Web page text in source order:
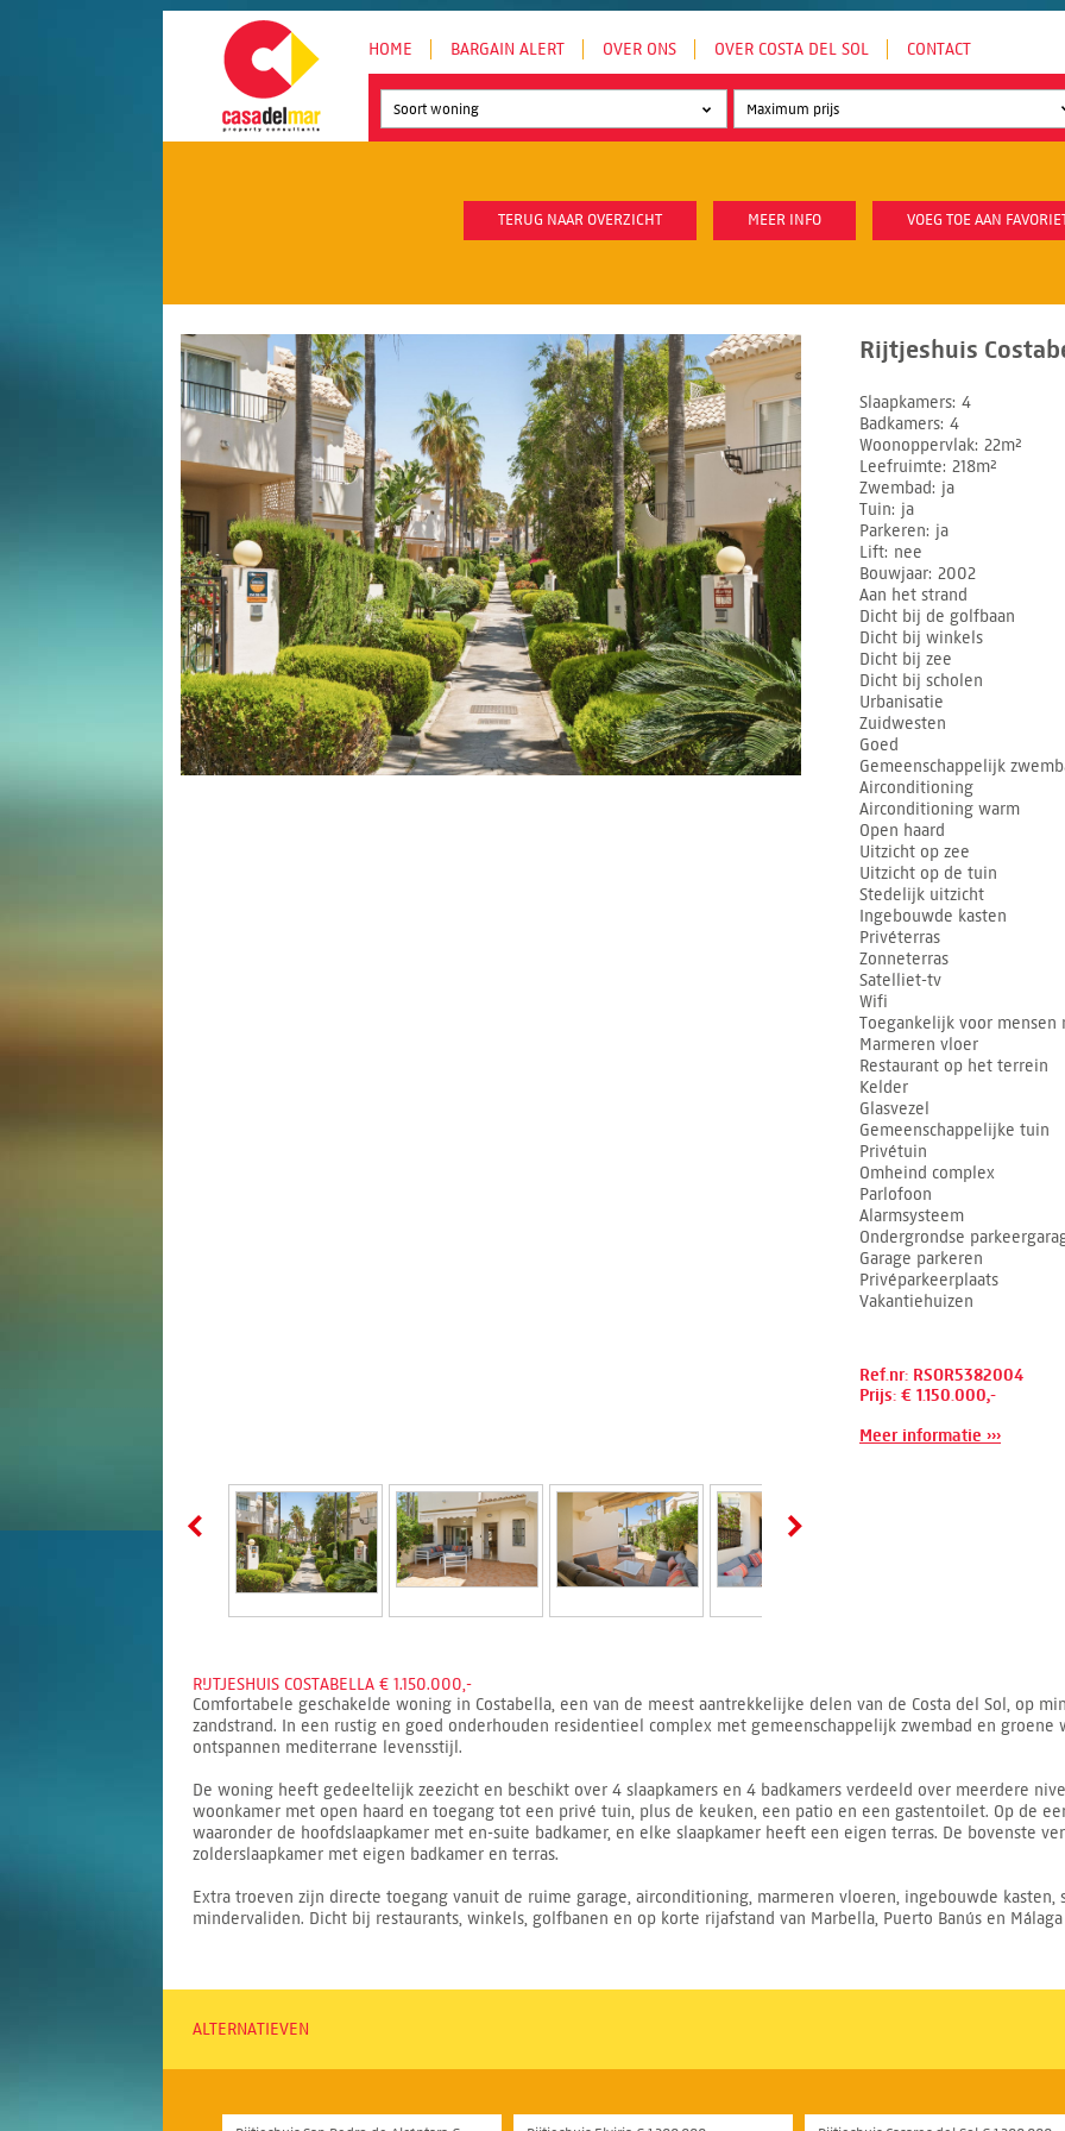
HOME BARGAIN ALERT OVER ONS OVER COSTA DEL SOL CONTACT
Soort woning
TERUG NAAR OVERZICHT MEER INFO VOEG TOE AAN
Rijtjeshuis
Slaapkamers 4
Badkamers 4
Woonoppervlak 22m²
Leefruimte 218m²
Zwembad
ja
Tuin ja
Parkeren ja
Lift nee
Bouwjaar 2002
Aan het strand
Dicht bij de golfbaan
Dicht bij winkels
Dicht bij zee
Dicht bij scholen
Urbanisatie
Zuidwesten
Goed
Gemeenschappelijk
Airconditioning
Airconditioning warm
Open haard
Uitzicht op zee
Uitzicht op de tuin
Stedelijk uitzicht
Ingebouwde kasten
Privéterras
Zonneterras
Satelliet-tv
Wifi
Toegankelijk voor
Marmeren vloer
Restaurant op het terrein
Kelder
Glasvezel
Gemeenschappelijke tuin
Privétuin
Omheind complex
Parlofoon
Alarmsysteem
Ondergrondse
Garage parkeren
Privéparkeerplaats
Vakantiehuizen
Ref.nr: RSOR5382004
Prijs: € 1.150.000,-
Meer informatie ›››
RIJTJESHUIS COSTABELLA € 1.150.000,-
Comfortabele geschakelde woning in Costabella, een van de meest aantrekkelijke delen van de Costa del Sol, op
zandstrand. In een rustig en goed onderhouden residentieel complex met gemeenschappelijk zwembad en
ontspannen mediterrane levensstijl.
De woning heeft gedeeltelijk zeezicht en beschikt over 4 slaapkamers en 4 badkamers verdeeld over meerdere
woonkamer met open haard en toegang tot een privé tuin, plus de keuken, een patio en een gastentoilet. Op de
waaronder de hoofdslaapkamer met en-suite badkamer, en elke slaapkamer heeft een eigen terras. De bovenste
zolderslaapkamer met eigen badkamer en terras.
Extra troeven zijn directe toegang vanuit de ruime garage, airconditioning, marmeren vloeren, ingebouwde kasten,
mindervaliden. Dicht bij restaurants, winkels, golfbanen en op korte rijafstand van Marbella, Puerto Banús en
ALTERNATIEVEN